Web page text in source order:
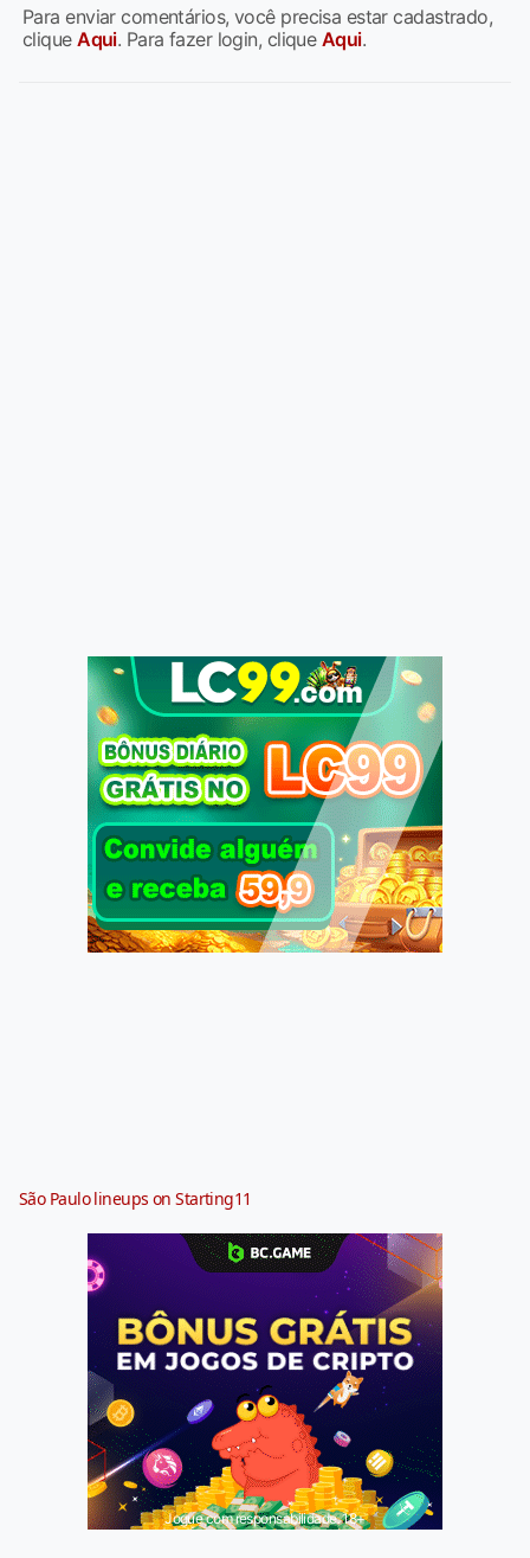
Para enviar comentários, você precisa estar cadastrado,
cliqueAqui. Para fazer login, clique Aqui.
São Paulo lineups on Starting11
Jogue com responsabilidade. 18+